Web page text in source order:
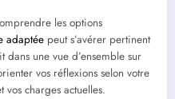
les options
adaptée peut s’avérer pertinent
dans une vue d’ensemble sur
vos réflexions selon votre
vos charges actuelles.